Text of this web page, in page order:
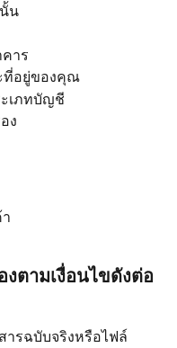
น
าร
ที่อยู่ของคุณ
เภทบัญชี
ง
ตามเงื่อนไขดังต่อ
ารฉบับจริงหรือไฟล์